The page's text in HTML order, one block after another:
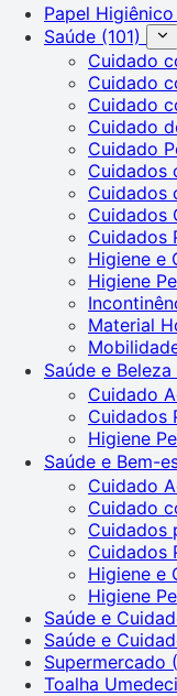
Papel Higiênico
Saúde (101)
Cuidado
Cuidado
Cuidado
Cuidado
Cuidado
Cuidados
Cuidados
Cuidados
Cuidados
Higiene e
Higiene
Material
Saúde e Beleza
Cuidado
Cuidados
Higiene
Saúde e Bem-
Cuidado
Cuidado
Cuidados
Cuidados
Higiene e
Higiene
Saúde e
Saúde e
Supermercado
Toalha